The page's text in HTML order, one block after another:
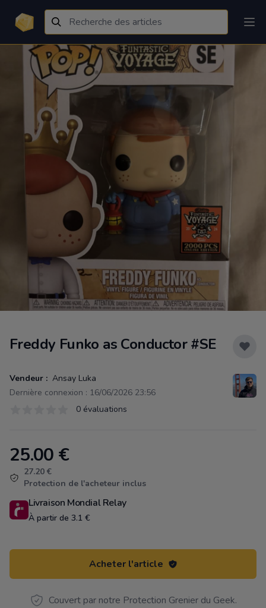
Freddy Funko as Conductor #SE
Vendeur : Ansay Luka
Dernière connexion : 16/06/2026 23:56
0 évaluations
Product information
25.00 €
27.20 €
Protection de l'acheteur inclus
Livraison Mondial Relay
À partir de 3.1 €
Acheter l'article
Couvert par notre Protection Grenier du Geek.